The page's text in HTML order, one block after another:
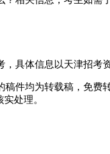
具体信息以天津招考
稿件均为转载稿，免
处理。